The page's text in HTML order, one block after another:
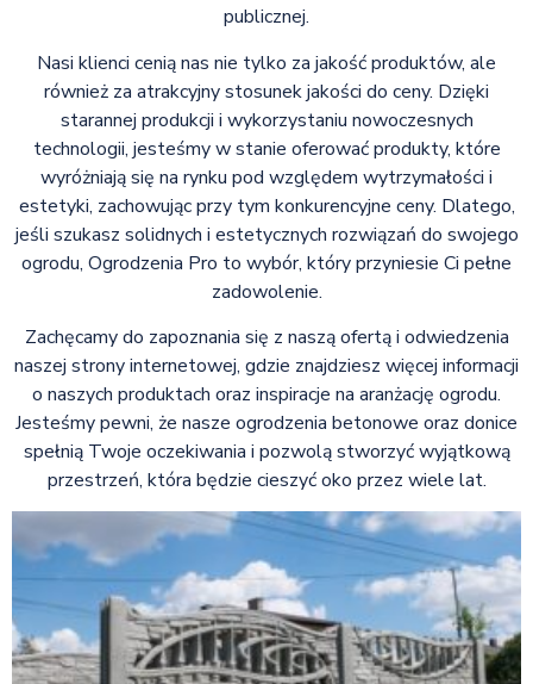
publicznej.
Nasi klienci cenią nas nie tylko za jakość produktów, ale
również za atrakcyjny stosunek jakości do ceny. Dzięki
starannej produkcji i wykorzystaniu nowoczesnych
technologii, jesteśmy w stanie oferować produkty, które
wyróżniają się na rynku pod względem wytrzymałości i
estetyki, zachowując przy tym konkurencyjne ceny. Dlatego,
jeśli szukasz solidnych i estetycznych rozwiązań do swojego
ogrodu, Ogrodzenia Pro to wybór, który przyniesie Ci pełne
zadowolenie.
Zachęcamy do zapoznania się z naszą ofertą i odwiedzenia
naszej strony internetowej, gdzie znajdziesz więcej informacji
o naszych produktach oraz inspiracje na aranżację ogrodu.
Jesteśmy pewni, że nasze ogrodzenia betonowe oraz donice
spełnią Twoje oczekiwania i pozwolą stworzyć wyjątkową
przestrzeń, która będzie cieszyć oko przez wiele lat.